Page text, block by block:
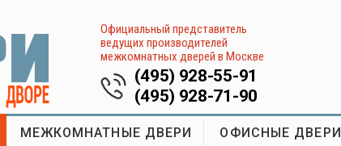
Официальный представитель
ведущих производителей
межкомнатных дверей в Москве
(495) 928-55-91
(495) 928-71-90
МЕЖКОМНАТНЫЕ ДВЕРИ ОФИСНЫЕ ДВЕРИ